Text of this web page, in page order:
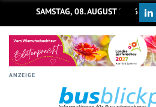
SAMSTAG, 08. AUGUST 2026
ANZEIGE